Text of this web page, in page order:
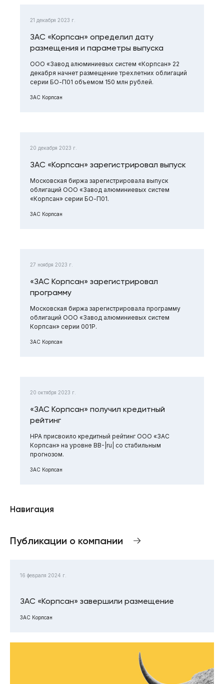
21 декабря 2023 г.
ЗАС «Корпсан» определил дату
размещения и параметры выпуска
ООО «Завод алюминиевых систем «Корпсан» 22
декабря начнет размещение трехлетних облигаций
серии БО-П01 объемом 150 млн рублей.
ЗАС Корпсан
20 декабря 2023 г.
ЗАС «Корпсан» зарегистрировал выпуск
Московская биржа зарегистрировала выпуск
облигаций ООО «Завод алюминиевых систем
«Корпсан» серии БО-П01.
ЗАС Корпсан
27 ноября 2023 г.
«ЗАС Корпсан» зарегистрировал
программу
Московская биржа зарегистрировала программу
облигаций ООО «Завод алюминиевых систем
Корпсан» серии 001Р.
ЗАС Корпсан
20 октября 2023 г.
«ЗАС Корпсан» получил кредитный
рейтинг
НРА присвоило кредитный рейтинг ООО «ЗАС
Корпсан» на уровне ВB-|ru| со стабильным
прогнозом.
ЗАС Корпсан
Навигация
Публикации о компании
16 февраля 2024 г.
ЗАС «Корпсан» завершили размещение
ЗАС Корпсан